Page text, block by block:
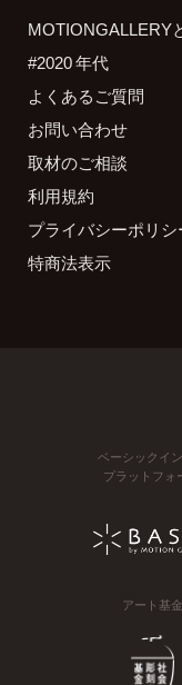
MOTIONGALLERY
#2020 年代
よくあるご質問
お問い合わせ
取材のご相談
利用規約
プライバシーポリシ
特商法表示
ベーシックイ
プラットフォ
アート基金